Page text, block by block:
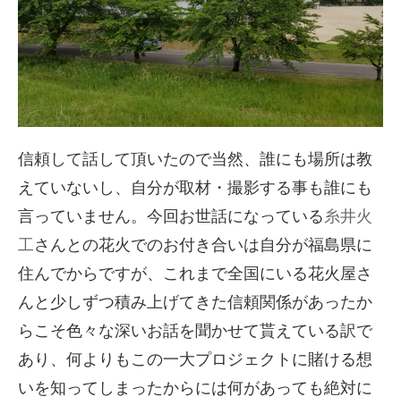
信頼して話して頂いたので当然、誰にも場所は教
えていないし、自分が取材・撮影する事も誰にも
言っていません。今回お世話になっている 糸井火
工さんとの花火でのお付き合いは自分が福島県に
住んでからですが、これまで全国にいる花火屋さ
んと少しずつ積み上げてきた信頼関係があったか
らこそ色々な深いお話を聞かせて貰えている訳で
あり、何よりもこの一大プロジェクトに賭ける想
いを知ってしまったからには何があっても絶対に